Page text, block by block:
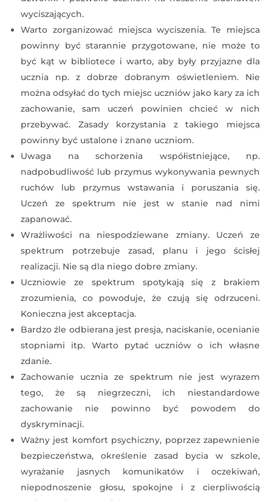
wyciszających.
Warto zorganizować miejsca wyciszenia. Te miejsca
powinny być starannie przygotowane, nie może to
być kąt w bibliotece i warto, aby były przyjazne dla
ucznia np. z dobrze dobranym oświetleniem. Nie
można odsyłać do tych miejsc uczniów jako kary za ich
zachowanie, sam uczeń powinien chcieć w nich
przebywać. Zasady korzystania z takiego miejsca
powinny być ustalone i znane uczniom.
Uwaga na schorzenia współistniejące, np.
nadpobudliwość lub przymus wykonywania pewnych
ruchów lub przymus wstawania i poruszania się.
Uczeń ze spektrum nie jest w stanie nad nimi
zapanować.
Wrażliwości na niespodziewane zmiany. Uczeń ze
spektrum potrzebuje zasad, planu i jego ścisłej
realizacji. Nie są dla niego dobre zmiany.
Uczniowie ze spektrum spotykają się z brakiem
zrozumienia, co powoduje, że czują się odrzuceni.
Konieczna jest akceptacja.
Bardzo źle odbierana jest presja, naciskanie, ocenianie
stopniami itp. Warto pytać uczniów o ich własne
zdanie.
Zachowanie ucznia ze spektrum nie jest wyrazem
tego, że są niegrzeczni, ich niestandardowe
zachowanie nie powinno być powodem do
dyskryminacji.
Ważny jest komfort psychiczny, poprzez zapewnienie
bezpieczeństwa, określenie zasad bycia w szkole,
wyrażanie jasnych komunikatów i oczekiwań,
niepodnoszenie głosu, spokojne i z cierpliwością